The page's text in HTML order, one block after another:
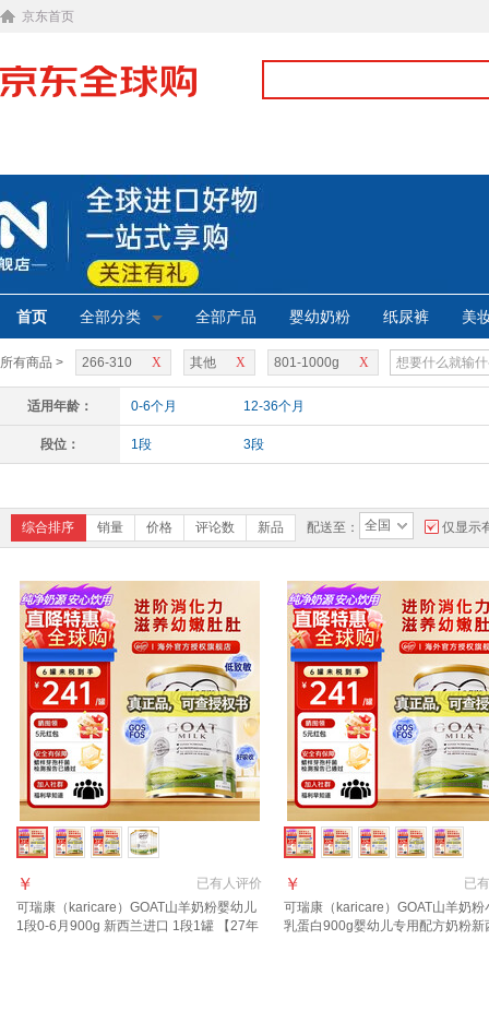
京东首页
首页 全部分类 全部产品 婴幼奶粉 纸尿裤 美
所有商品 > X
266-310 X
其他 X
801-1000g
适用年龄： 0-6个月 12-36个月
段位： 1段 3段
综合排序 销量 价格 评论数 新品 配送至： 全国 仅显示
已有人评价
￥
可瑞康（karicare）GOAT山羊奶粉婴幼儿
1段0-6月900g 新西兰进口 1段1罐 【27年
已有
￥
可瑞康（karicare）GOAT山羊奶粉
乳蛋白900g婴幼儿专用配方奶粉新